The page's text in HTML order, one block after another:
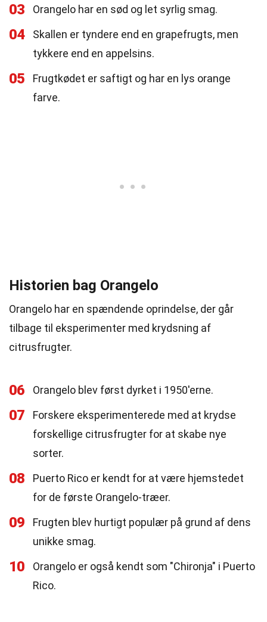
03 Orangelo har en sød og let syrlig smag.
04
Skallen er tyndere end en grapefrugts, men
tykkere end en appelsins.
05
Frugtkødet er saftigt og har en lys orange
farve.
Historien bag Orangelo
Orangelo har en spændende oprindelse, der går
tilbage til eksperimenter med krydsning af
citrusfrugter.
06 Orangelo blev først dyrket i 1950'erne.
07
Forskere eksperimenterede med at krydse
forskellige citrusfrugter for at skabe nye
sorter.
08
Puerto Rico er kendt for at være hjemstedet
for de første Orangelo-træer.
09
Frugten blev hurtigt populær på grund af dens
unikke smag.
10
Orangelo er også kendt som "Chironja" i Puerto
Rico.